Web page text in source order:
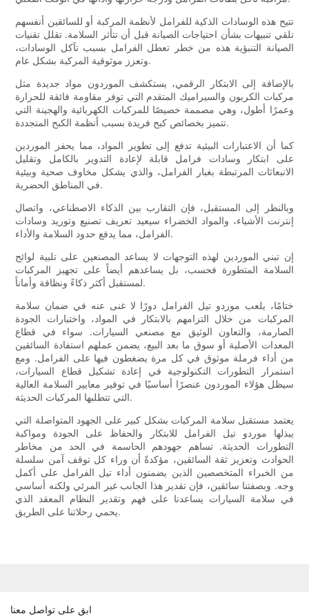
تتيح هذه الوسادات الذكية للفرامل لأنظمة المركبة أو للسائقين أنفسهم
تلقي تنبيهات بشأن احتياجات الصيانة قبل أن تتأثر السلامة. تقلل تقنيات
الصيانة التنبؤية هذه من خطر تعطل الفرامل بسبب تآكل الوسادات،
وتعزز موثوقية المركبة بشكل عام.
بالإضافة إلى الابتكار الرقمي، يستكشف الموردون مواد جديدة مثل
مركبات الكربون والسيراميك المتقدم التي توفر مقاومة فائقة للحرارة
وعمرًا أطول، وهي مصممة خصيصًا للمركبات الكهربائية والهجينة التي
تتميز بخصائص كبح فريدة بسبب أنظمة الكبح المتجددة.
كما أن الاعتبارات البيئية تدفع إلى تطوير المواد، مما يحفز الموردين
على ابتكار وسادات فرامل قابلة لإعادة التدوير بالكامل وتقليل
الانبعاثات المرتبطة بغبار الفرامل، والذي يشكل مخاوف صحية وبيئية
في المناطق الحضرية.
وبالنظر إلى المستقبل، فإن التقارب بين الذكاء الاصطناعي، واتصال
إنترنت الأشياء، والمواد الخضراء سيعيد تعريف تصنيع وتوريد وسادات
الفرامل، مما يدفع حدود السلامة والأداء.
إن تبني الموردين لهذه التوجهات لا يساعد المصنعين على تلبية لوائح
السلامة المتطورة فحسب، بل يساعدهم أيضاً على تجهيز المركبات
لمستقبل أكثر ذكاءً ونظافة وأماناً.
ختامًا، يلعب موردو تيل الفرامل دورًا لا غنى عنه في ضمان سلامة
المركبات من خلال التزامهم بالابتكار في المواد، واختبارات الجودة
الصارمة، والتعاون الوثيق مع مصنعي السيارات. سواء في قطاع
المعدات الأصلية أو سوق ما بعد البيع، يضمن عملهم استفادة السائقين
من أداء فرملة موثوق في كل مرة يضغطون فيها على الفرامل. ومع
استمرار التطورات التكنولوجية في إعادة تشكيل قطاع السيارات،
سيظل هؤلاء الموردون عنصرًا أساسيًا في توفير معايير السلامة العالية
التي تتطلبها المركبات الحديثة.
يعتمد مستقبل سلامة المركبات بشكل كبير على الجهود المتواصلة التي
يبذلها موردو تيل الفرامل للابتكار والحفاظ على الجودة ومواكبة
التطورات الحديثة. تساهم جهودهم الحاسمة في الحد من مخاطر
الحوادث وتعزيز ثقة السائقين، مؤكدةً أن وراء كل توقف آمن سلسلة
من الخبراء المتخصصين الذين يضمنون أداء تيل الفرامل على أكمل
وجه. وبصفتنا سائقين، فإن تقدير هذا الجانب غير المرئي ولكنه أساسي
في سلامة السيارات يساعدنا على فهم وتقدير النظام المعقد الذي
يحمي رحلاتنا على الطريق.
ابق على تواصل معنا